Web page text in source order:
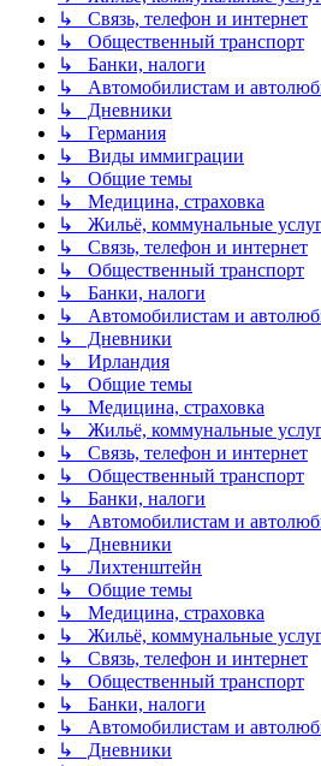
↳ Связь, телефон и интернет
↳ Общественный транспорт
↳ Банки, налоги
↳ Автомобилистам и
↳ Дневники
↳ Германия
↳ Виды иммиграции
↳ Общие темы
↳ Медицина, страховка
↳ Жильё, коммунальные
↳ Связь, телефон и интернет
↳ Общественный транспорт
↳ Банки, налоги
↳ Автомобилистам и
↳ Дневники
↳ Ирландия
↳ Общие темы
↳ Медицина, страховка
↳ Жильё, коммунальные
↳ Связь, телефон и интернет
↳ Общественный транспорт
↳ Банки, налоги
↳ Автомобилистам и
↳ Дневники
↳ Лихтенштейн
↳ Общие темы
↳ Медицина, страховка
↳ Жильё, коммунальные
↳ Связь, телефон и интернет
↳ Общественный транспорт
↳ Банки, налоги
↳ Автомобилистам и
↳ Дневники